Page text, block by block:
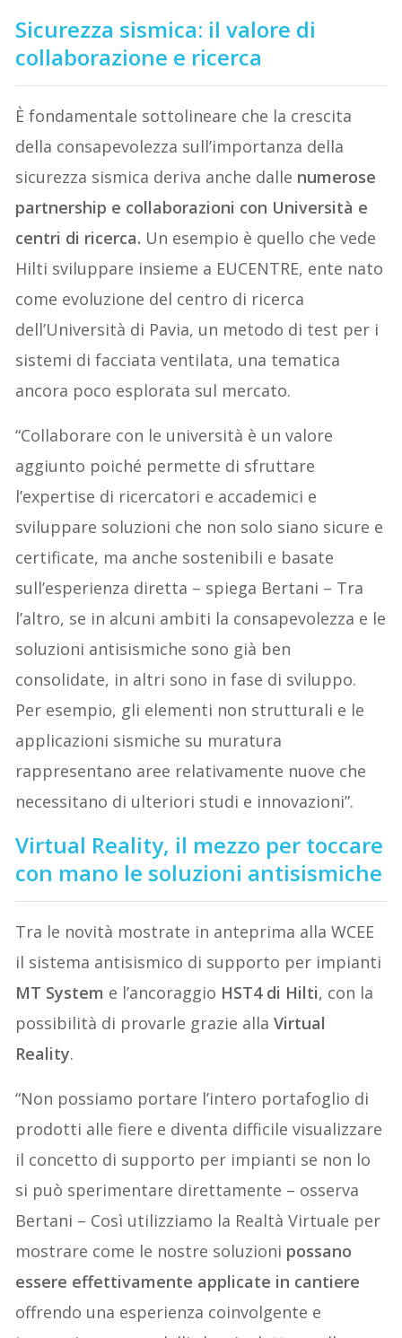
Sicurezza sismica: il valore di
collaborazione e ricerca
È fondamentale sottolineare che la crescita
della consapevolezza sull’importanza della
sicurezza sismica deriva anche dalle numerose
partnership e collaborazioni con Università e
centri di ricerca. Un esempio è quello che vede
Hilti sviluppare insieme a EUCENTRE, ente nato
come evoluzione del centro di ricerca
dell’Università di Pavia, un metodo di test per i
sistemi di facciata ventilata, una tematica
ancora poco esplorata sul mercato.
“Collaborare con le università è un valore
aggiunto poiché permette di sfruttare
l’expertise di ricercatori e accademici e
sviluppare soluzioni che non solo siano sicure e
certificate, ma anche sostenibili e basate
sull’esperienza diretta – spiega Bertani – Tra
l’altro, se in alcuni ambiti la consapevolezza e le
soluzioni antisismiche sono già ben
consolidate, in altri sono in fase di sviluppo.
Per esempio, gli elementi non strutturali e le
applicazioni sismiche su muratura
rappresentano aree relativamente nuove che
necessitano di ulteriori studi e innovazioni”.
Virtual Reality, il mezzo per toccare
con mano le soluzioni antisismiche
Tra le novità mostrate in anteprima alla WCEE
il sistema antisismico di supporto per impianti
MT System e l’ancoraggio HST4 di Hilti, con la
possibilità di provarle grazie allaVirtual
Reality.
“Non possiamo portare l’intero portafoglio di
prodotti alle fiere e diventa difficile visualizzare
il concetto di supporto per impianti se non lo
si può sperimentare direttamente – osserva
Bertani – Così utilizziamo la Realtà Virtuale per
mostrare come le nostre soluzioni possano
essere effettivamente applicate in cantiere
offrendo una esperienza coinvolgente e